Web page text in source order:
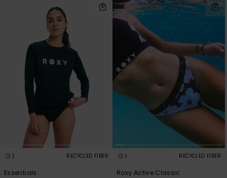
1 RECYCLED FIBER
Essentials
1 RECYCLED FIBER
Roxy Active Classic